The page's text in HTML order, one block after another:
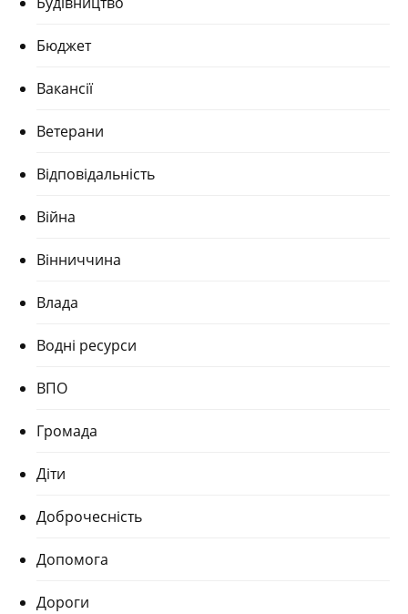
Бюджет
Вакансії
Ветерани
Відповідальність
Війна
Вінниччина
Влада
Водні ресурси
ВПО
Громада
Діти
Доброчесність
Допомога
Дороги